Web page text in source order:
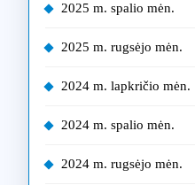
2025 m. spalio mėn.
2025 m. rugsėjo mėn.
2024 m. lapkričio mėn.
2024 m. spalio mėn.
2024 m. rugsėjo mėn.